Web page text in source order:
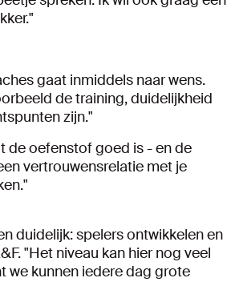
gaat inmiddels naar wens.
de training, duidelijkheid
zijn."
de oefenstof goed is - en de
vertrouwensrelatie met je
duidelijk: spelers ontwikkelen en
"Het niveau kan hier nog veel
we kunnen iedere dag grote